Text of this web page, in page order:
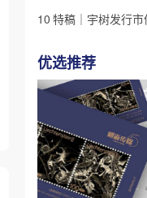
10
优选推荐